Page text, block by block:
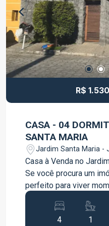
proporcionando
acesso aos principais
procura um imóvel
planejados e um
momentos de lazer,
Agende sua visita e
R$
CASA - 04
SANTA MARIA
Jardim Santa Maria -
Casa à Venda no
Se você procura um
perfeito para viver
família, esta é a
em um dos bairros
esta casa reúne
4 1